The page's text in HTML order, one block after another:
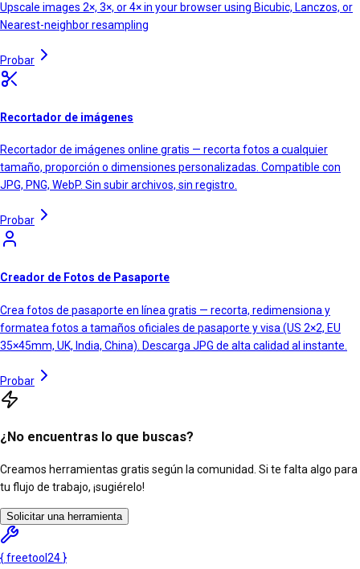
Upscale images 2×, 3×, or 4× in your browser using Bicubic, Lanczos, or
Nearest-neighbor resampling
Probar
Recortador de imágenes
Recortador de imágenes online gratis — recorta fotos a cualquier
tamaño, proporción o dimensiones personalizadas. Compatible con
JPG, PNG, WebP. Sin subir archivos, sin registro.
Probar
Creador de Fotos de Pasaporte
Crea fotos de pasaporte en línea gratis — recorta, redimensiona y
formatea fotos a tamaños oficiales de pasaporte y visa (US 2×2, EU
35×45mm, UK, India, China). Descarga JPG de alta calidad al instante.
Probar
¿No encuentras lo que buscas?
Creamos herramientas gratis según la comunidad. Si te falta algo para
tu flujo de trabajo, ¡sugiérelo!
Solicitar una herramienta
{freetool 24 }